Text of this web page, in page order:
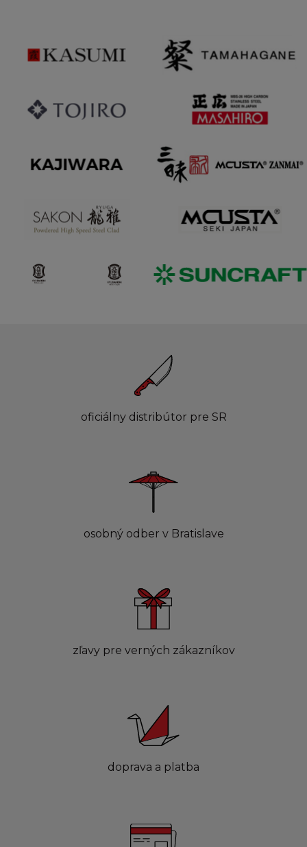
oficiálny distribútor pre SR
osobný odber v Bratislave
zľavy pre verných zákazníkov
doprava a platba